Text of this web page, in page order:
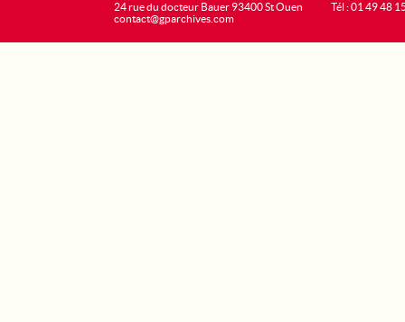
24 rue du docteur Bauer 93400 St Ouen
contact@gparchives.com
Tél : 01 49 48